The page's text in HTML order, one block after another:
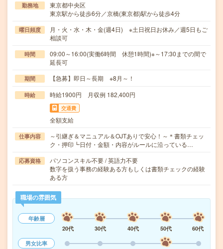
勤務地
東京都中央区
東京駅から徒歩6分／京橋(東京都)駅から徒歩4分
曜日頻度
月・火・水・木・金(週4日) ※土日祝日お休み／週5日もご
相談可
時間
09:00～16:00(実働6時間 休憩1時間)※～17:30までの間で
延長可
期間 【急募】即日～長期 ※8月～！
時給 時給1900円 月収例 182,400円
交通費
全額支給
仕事内容
～引継ぎ＆マニュアル＆OJTありで安心！～＊書類チェッ
ク・押印┗日付・金額・内容がルールに沿っている…
応募資格
パソコンスキル不要 / 英語力不要
数字を扱う事務の経験ある方もしくは書類チェックの経験
ある方
職場の雰囲気
年齢層
20代
30代 40代 50代
60代
男女比率